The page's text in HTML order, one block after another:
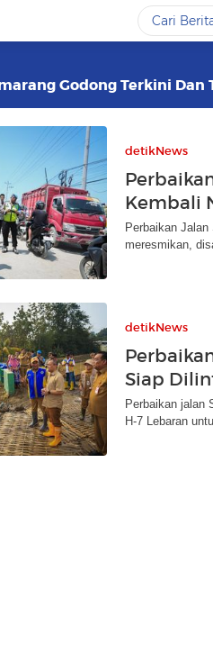
Godong Terkini
detikNews
Kembali
Perbaikan
meresmikan,
detikNews
Siap
Perbaikan jalan
H-7 Lebaran